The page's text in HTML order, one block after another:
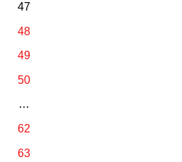
47
48
49
50
…
62
63